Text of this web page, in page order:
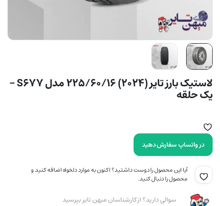
لاستیک بارز تایر (2024) 225/60/16 مدل S677 –
یک حلقه
در واتساپ سفارش دهید
آیا این محصول را دوست داشتید؟ اکنون به موارد دلخواه اضافه کنید و
محصول را دنبال کنید.
سوالی دارید؟ از کارشناسان میهن تایر بپرسید